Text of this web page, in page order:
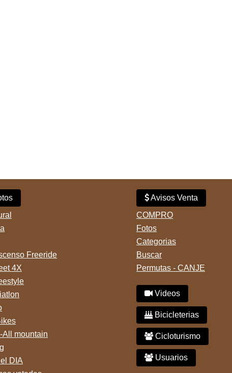
Freeride
4X
All mountain
DIA
Avisos Venta
COMPRO
Fotos
Categorias
Buscar
Permutas - CANJE
Videos
Bicicleterias
Cicloturismo
Usuarios